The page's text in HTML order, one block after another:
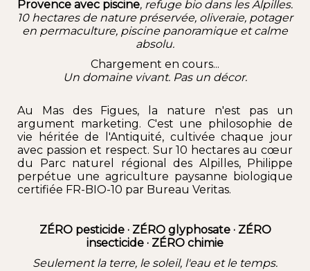
Provence avec piscine, refuge bio dans lesAlpilles.
10 hectares de nature préservée, oliveraie, potager
en permaculture, piscine panoramique et calme
absolu.
Chargement en cours...
Un domaine vivant. Pas un décor.
Au Mas des Figues, la nature n'est pas un
argument marketing. C'est une philosophie de
vie héritée de l'Antiquité, cultivée chaque jour
avec passion et respect. Sur 10 hectares au cœur
du Parc naturel régional des Alpilles, Philippe
perpétue une agriculture paysanne biologique
certifiée FR-BIO-10 par Bureau Veritas.
ZÉRO pesticide · ZÉRO glyphosate · ZÉRO
insecticide · ZÉRO chimie
Seulement la terre, le soleil, l'eau et le temps.